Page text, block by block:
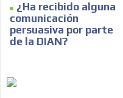
¿Ha recibido alguna
comunicación
persuasiva por parte
de la DIAN?